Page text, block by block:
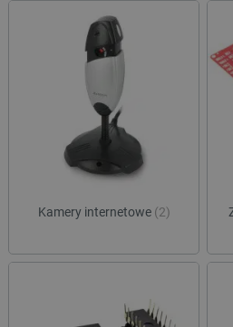
Kamery internetowe (2)
Niezbędne
Niezbędne pliki cookie
podstawowych funkcji strony
jak logowanie użytkownika i
Bez niezbędnych plików cookie
prawidłowo korzystać ze strony